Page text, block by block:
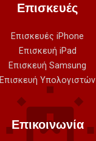
Επισκευές
Επισκευές iPhone
Επισκευή iPad
Επισκευή Samsung
Επισκευή Υπολογιστών
Επικοινωνία